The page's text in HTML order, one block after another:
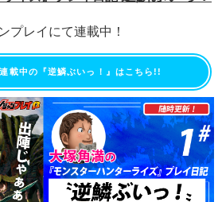
プレイにて連載中！
載中の『逆鱗ぶいっ！』はこちら!!